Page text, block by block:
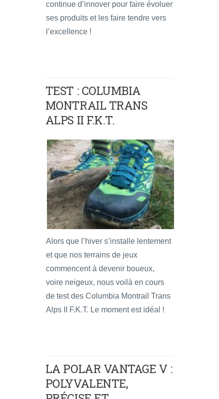
continue d’innover pour faire évoluer
ses produits et les faire tendre vers
l’excellence !
TEST : COLUMBIA
MONTRAIL TRANS
ALPS II F.K.T.
Alors que l’hiver s’installe lentement
et que nos terrains de jeux
commencent à devenir boueux,
voire neigeux, nous voilà en cours
de test des Columbia Montrail Trans
Alps II F.K.T. Le moment est idéal !
LA POLAR VANTAGE V :
POLYVALENTE,